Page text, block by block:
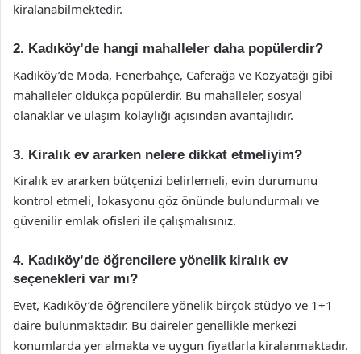
kiralanabilmektedir.
2. Kadıköy’de hangi mahalleler daha popülerdir?
Kadıköy’de Moda, Fenerbahçe, Caferağa ve Kozyatağı gibi
mahalleler oldukça popülerdir. Bu mahalleler, sosyal
olanaklar ve ulaşım kolaylığı açısından avantajlıdır.
3. Kiralık ev ararken nelere dikkat etmeliyim?
Kiralık ev ararken bütçenizi belirlemeli, evin durumunu
kontrol etmeli, lokasyonu göz önünde bulundurmalı ve
güvenilir emlak ofisleri ile çalışmalısınız.
4. Kadıköy’de öğrencilere yönelik kiralık ev
seçenekleri var mı?
Evet, Kadıköy’de öğrencilere yönelik birçok stüdyo ve 1+1
daire bulunmaktadır. Bu daireler genellikle merkezi
konumlarda yer almakta ve uygun fiyatlarla kiralanmaktadır.